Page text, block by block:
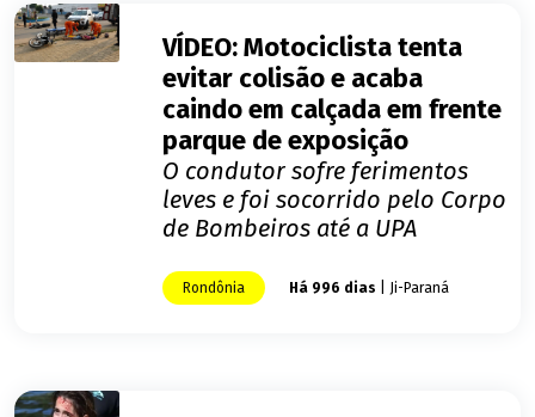
VÍDEO: Motociclista tenta
evitar colisão e acaba
caindo em calçada em frente
parque de exposição
O condutor sofre ferimentos
leves e foi socorrido pelo Corpo
de Bombeiros até a UPA
Rondônia Há 996 dias | Ji-Paraná